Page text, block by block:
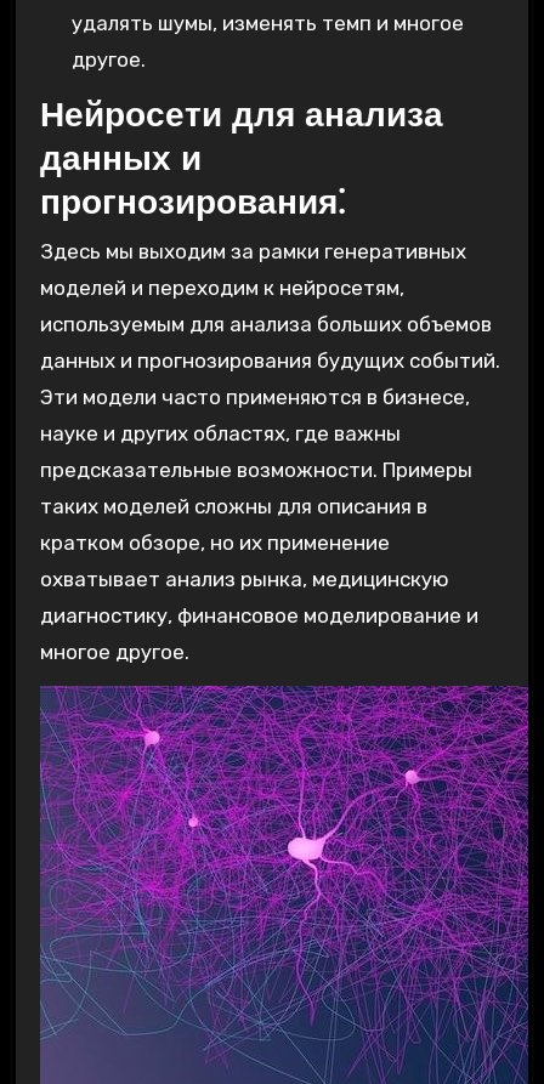
удалять шумы, изменять темп и многое
другое.
Нейросети для анализа
данных и
прогнозирования⁚
Здесь мы выходим за рамки генеративных
моделей и переходим к нейросетям,
используемым для анализа больших объемов
данных и прогнозирования будущих событий.
Эти модели часто применяются в бизнесе,
науке и других областях, где важны
предсказательные возможности. Примеры
таких моделей сложны для описания в
кратком обзоре, но их применение
охватывает анализ рынка, медицинскую
диагностику, финансовое моделирование и
многое другое.